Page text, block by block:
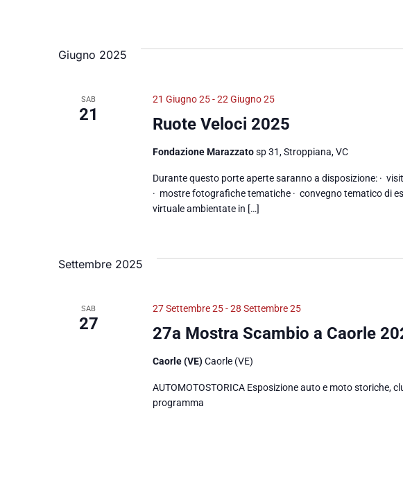
Giugno 2025
SAB
21 Ruote Veloci 2025
21 Giugno 25-22 Giugno 25
Fondazione Marazzatosp 31, Stroppiana, VC
Durante questo porte aperte saranno a disposizione: ·
· mostre fotografiche tematiche · convegno tematico di
virtuale ambientate in […]
Settembre 2025
SAB
27 27a Mostra Scambio a Caorle
27 Settembre 25-28 Settembre 25
Caorle (VE)Caorle (VE)
AUTOMOTOSTORICA Esposizione auto e moto storiche,
programma